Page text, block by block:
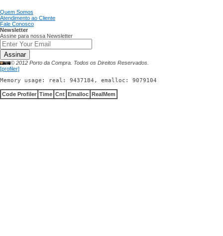
Quem Somos
Atendimento ao Cliente
Fale Conosco
Newsletter
Assine para nossa Newsletter
Assinar
© 2012 Porto da Compra. Todos os Direitos Reservados.
[profiler]
Memory usage: real: 9437184, emalloc: 9079104
Code Profiler Time Cnt Emalloc RealMem